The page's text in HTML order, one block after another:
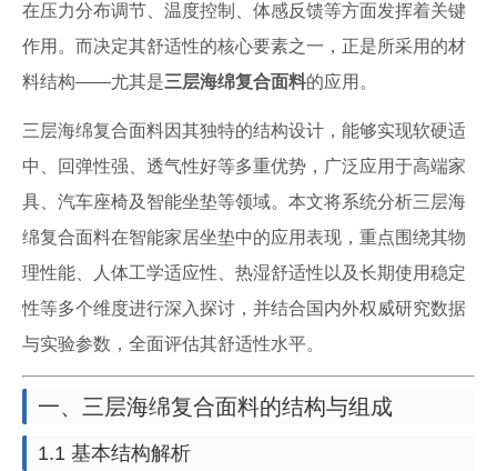
在压力分布调节、温度控制、体感反馈等方面发挥着关键
作用。而决定其舒适性的核心要素之一，正是所采用的材
料结构——尤其是三层海绵复合面料的应用。
三层海绵复合面料因其独特的结构设计，能够实现软硬适
中、回弹性强、透气性好等多重优势，广泛应用于高端家
具、汽车座椅及智能坐垫等领域。本文将系统分析三层海
绵复合面料在智能家居坐垫中的应用表现，重点围绕其物
理性能、人体工学适应性、热湿舒适性以及长期使用稳定
性等多个维度进行深入探讨，并结合国内外权威研究数据
与实验参数，全面评估其舒适性水平。
一、三层海绵复合面料的结构与组成
1.1 基本结构解析